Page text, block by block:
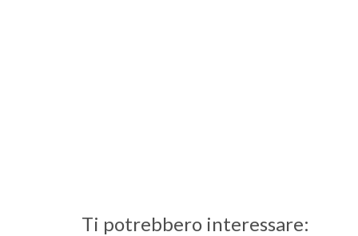
Ti potrebbero interessare: